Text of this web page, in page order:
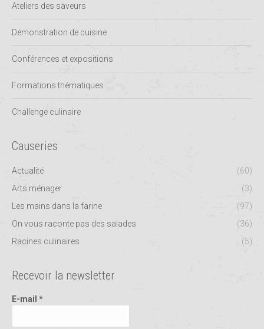
Ateliers des saveurs
Démonstration de cuisine
Conférences et expositions
Formations thématiques
Challenge culinaire
Causeries
Actualité
(60)
Arts ménager
(3)
Les mains dans la farine
(97)
On vous raconte pas des salades
(36)
Racines culinaires
(5)
Recevoir la newsletter
E-mail *